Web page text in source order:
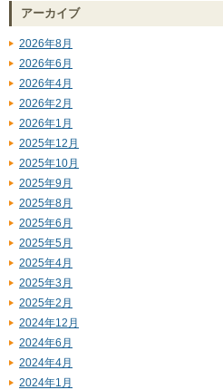
アーカイブ
2026年8月
2026年6月
2026年4月
2026年2月
2026年1月
2025年12月
2025年10月
2025年9月
2025年8月
2025年6月
2025年5月
2025年4月
2025年3月
2025年2月
2024年12月
2024年6月
2024年4月
2024年1月